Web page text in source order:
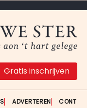
Gratis inschrijven
ADVERTEREN